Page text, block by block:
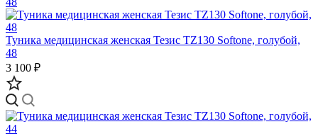
Туника медицинская женская Тезис TZ130 Softone, голубой,
48
3 100 ₽